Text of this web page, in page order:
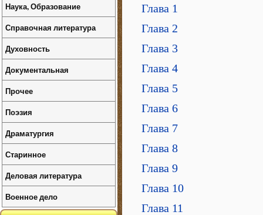
Глава 1
Глава 2
Глава 3
Глава 4
Глава 5
Глава 6
Глава 7
Глава 8
Глава 9
Глава 10
Глава 11
Наука, Образование
Справочная литература
Духовность
Документальная
Прочее
Поэзия
Драматургия
Старинное
Деловая литература
Военное дело